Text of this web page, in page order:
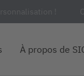
!
À propos de